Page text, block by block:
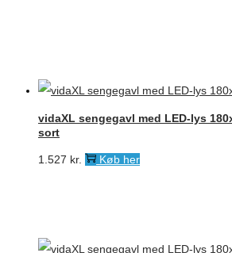
vidaXL sengegavl med LED-lys
sort
1.527 kr. Køb her